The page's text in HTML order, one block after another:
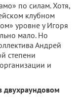
по силам. Хотя,
клубном
уровне у Игоря
мало. Но
Андрей
степени
и
двухраундовом